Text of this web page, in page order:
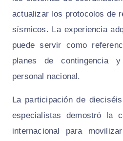
actualizar los protocolos de
sísmicos. La experiencia
puede servir como
planes de contingencia
personal nacional.
La participación de
especialistas demostró la
internacional para